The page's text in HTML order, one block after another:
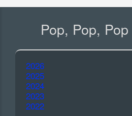
Pop, Pop,
2026
2025
2024
2023
2022